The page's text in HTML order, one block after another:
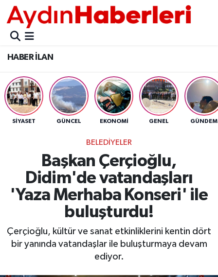
HABER İLAN
SİYASET GÜNCEL EKONOMİ GENEL GÜNDEM
BELEDİYELER
Başkan Çerçioğlu,
Didim'de vatandaşları
'Yaza Merhaba Konseri' ile
buluşturdu!
Çerçioğlu, kültür ve sanat etkinliklerini kentin dört
bir yanında vatandaşlar ile buluşturmaya devam
ediyor.
GÜNCEL
POLİTİKA
BELEDİYELER
ASAYİŞ
BÜLTEN
ÇEVRE
DÜNYA
Aydın Nöbetçi Eczaneler
Aydın Hava Durumu
Aydin Namaz Vakitleri
Aydın Trafik Yoğunluk Haritası
Tüm Manşetler
Son Dakika Haberleri
Haber Arşivi